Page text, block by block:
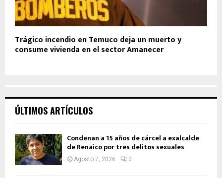
Trágico incendio en Temuco deja un muerto y
consume vivienda en el sector Amanecer
ÚLTIMOS ARTÍCULOS
Condenan a 15 años de cárcel a exalcalde
de Renaico por tres delitos sexuales
Agosto 7, 2026 0